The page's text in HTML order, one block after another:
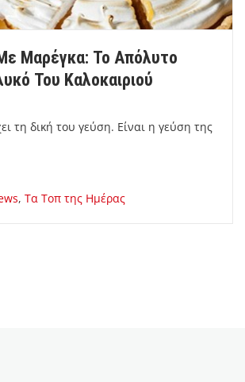
Μαρέγκα: Το Απόλυτο
Του Καλοκαιριού
τη δική του γεύση. Είναι η γεύση της
, Τα Τοπ της Ημέρας